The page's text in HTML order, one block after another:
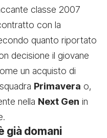
classe 2007
con la
quanto riportato
decisione il giovane
un acquisto di
Primavera o,
nella Next Gen in
già domani